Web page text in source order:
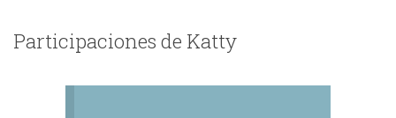
Participaciones de Katty